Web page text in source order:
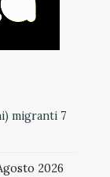
migranti 7
2026